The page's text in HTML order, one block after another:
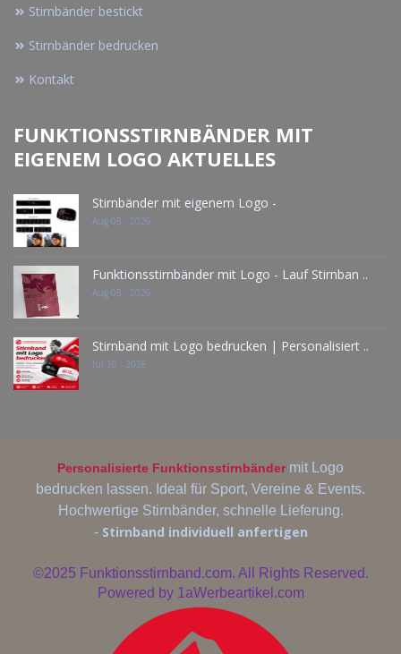
Stirnbänder bestickt
Stirnbänder bedrucken
Kontakt
FUNKTIONSSTIRNBÄNDER MIT
EIGENEM LOGO AKTUELLES
Stirnbänder mit eigenem Logo -
Aug 05 - 2026
Funktionsstirnbänder mit Logo - Lauf Stirnban ..
Aug 05 - 2026
Stirnband mit Logo bedrucken | Personalisiert ..
Jul 20 - 2026
Personalisierte Funktionsstirnbänder mit Logo
bedrucken lassen. Ideal für Sport, Vereine & Events.
Hochwertige Stirnbänder, schnelle Lieferung.
- Stirnband individuell anfertigen
©2025 Funktionsstirnband.com. All Rights Reserved.
Powered by 1aWerbeartikel.com